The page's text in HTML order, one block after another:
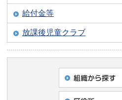
給付金等
放課後児童クラブ